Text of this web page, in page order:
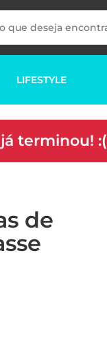
LIFESTYLE
terminou! :(
de